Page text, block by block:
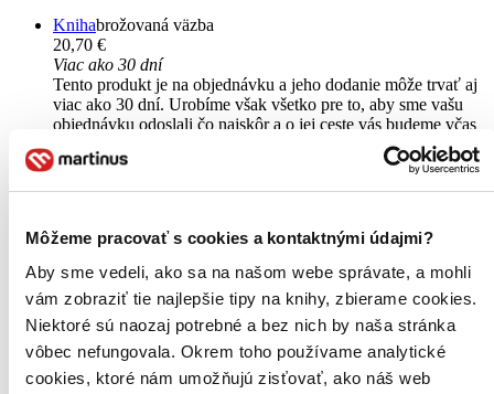
Môžeme pracovať s cookies a kontaktnými údajmi?
Aby sme vedeli, ako sa na našom webe správate, a mohli
vám zobraziť tie najlepšie tipy na knihy, zbierame cookies.
Niektoré sú naozaj potrebné a bez nich by naša stránka
vôbec nefungovala. Okrem toho používame analytické
cookies, ktoré nám umožňujú zisťovať, ako náš web
Knihabrožovaná väzba
20,70 €
Viac ako 30 dní
Tento produkt je na objednávku a jeho dodanie môže trvať aj
viac ako 30 dní. Urobíme však všetko pre to, aby sme vašu
objednávku odoslali čo najskôr a o jej ceste vás budeme včas
Pridať do zoznamu